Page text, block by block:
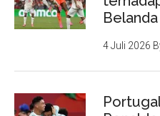
Belanda
4 Juli 2026